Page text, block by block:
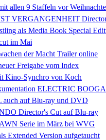
allen 9 Staffeln vor
VERGANGENHEIT
als Media Book Special
im Mai
der Macht Trailer online
Freigabe vom Index
Kino-Synchro von Koch
ELECTRIC
auf Blu-ray und DVD
Director's Cut auf Blu-ray
Serie im März bei WVG
Extended Version aufgetaucht